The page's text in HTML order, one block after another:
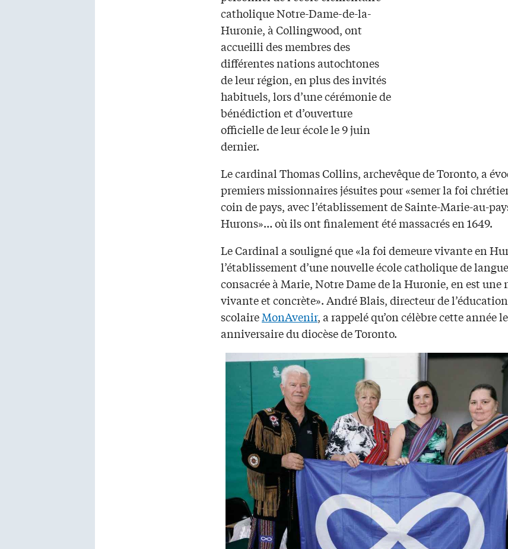
catholique Notre-Dame-de-la-
Huronie, à Collingwood, ont
accueilli des membres des
différentes nations autochtones
de leur région, en plus des invités
habituels, lors d’une cérémonie de
bénédiction et d’ouverture
officielle de leur école le 9 juin
dernier.
Le cardinal Thomas Collins, archevêque de Toronto, a
premiers missionnaires jésuites pour «semer la foi
coin de pays, avec l’établissement de Sainte-Marie-au-
Hurons»… où ils ont finalement été massacrés en 1649.
Le Cardinal a souligné que «la foi demeure vivante en
l’établissement d’une nouvelle école catholique de
consacrée à Marie, Notre Dame de la Huronie, en est
vivante et concrète». André Blais, directeur de
scolaireMonAvenir, a rappelé qu’on célèbre cette année
anniversaire du diocèse de Toronto.